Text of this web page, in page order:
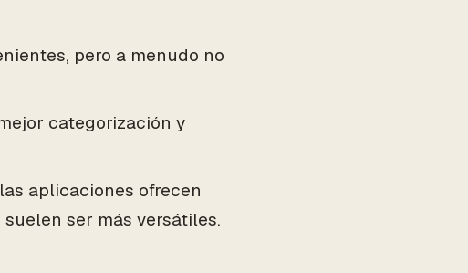
pero a menudo no
categorización y
aplicaciones ofrecen
ser más versátiles.